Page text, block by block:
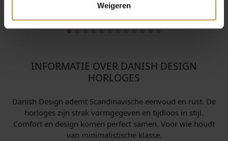
Weigeren
INFORMATIE OVER DANISH DESIGN
HORLOGES
Danish Design ademt Scandinavische eenvoud en rust. De
horloges zijn strak vormgegeven en tijdloos in stijl.
Comfort en design komen perfect samen. Voor wie houdt
van minimalistische klasse.